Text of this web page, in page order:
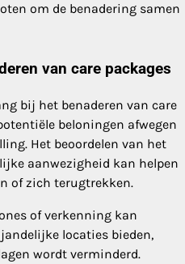
om de benadering samen
van care packages
bij het benaderen van care
beloningen afwegen
Het beoordelen van het
aanwezigheid kan helpen
of zich terugtrekken.
of verkenning kan
locaties bieden,
wordt verminderd.